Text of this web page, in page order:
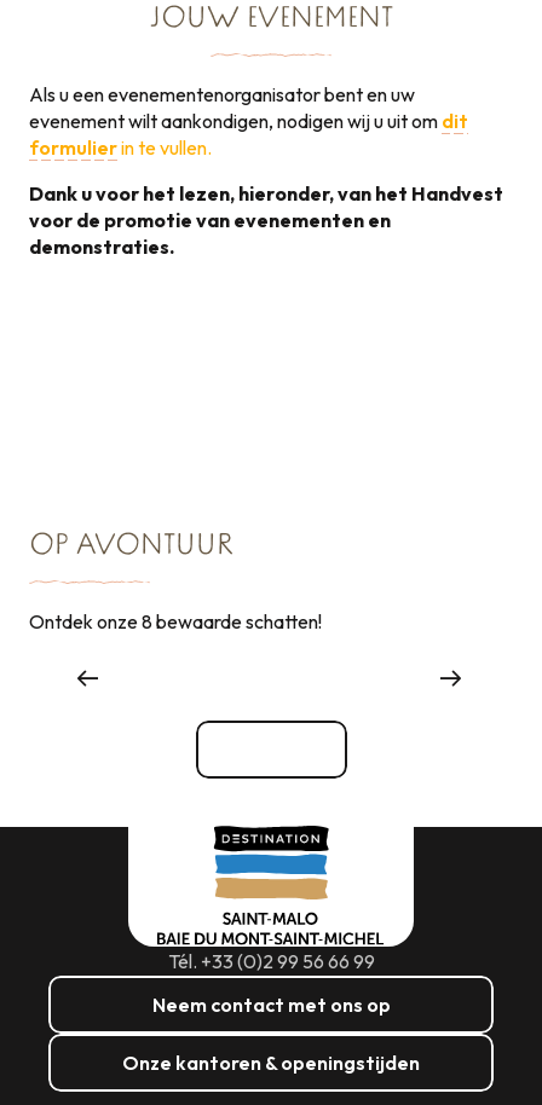
JOUW EVENEMENT
Als u een evenementenorganisator bent en uw
evenement wilt aankondigen, nodigen wij u uit om dit
formulierin te vullen.
Dank u voor het lezen, hieronder, van het Handvest
voor de promotie van evenementen en
demonstraties.
OP AVONTUUR
Ontdek onze 8 bewaarde schatten!
Tél. +33 (0)2 99 56 66 99
Neem contact met ons op
Onze kantoren & openingstijden